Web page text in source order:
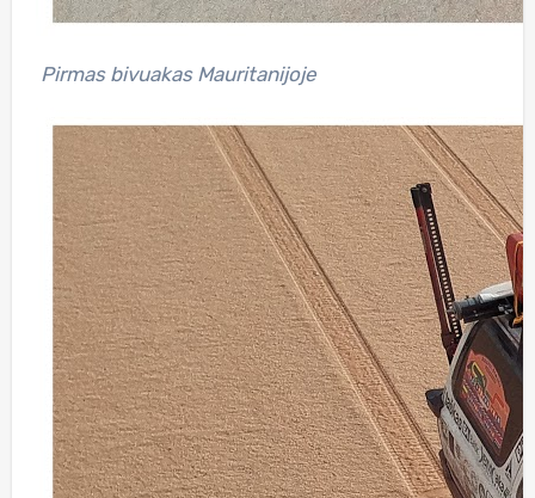
Pirmas bivuakas Mauritanijoje